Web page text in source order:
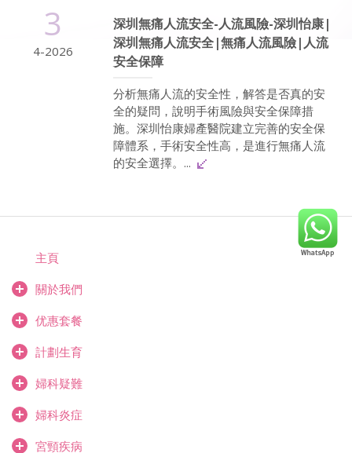
3
4-2026
深圳無痛人流安全-人流風險-深圳怡康|
深圳無痛人流安全|無痛人流風險|人流
安全保障
分析無痛人流的安全性，解答是否真的安
全的疑問，說明手術風險與安全保障措
施。深圳怡康婦產醫院建立完善的安全保
障體系，手術安全性高，是進行無痛人流
的安全選擇。...
主頁
關於我們
优惠套餐
計劃生育
婦科疑難
婦科炎症
宮頸疾病